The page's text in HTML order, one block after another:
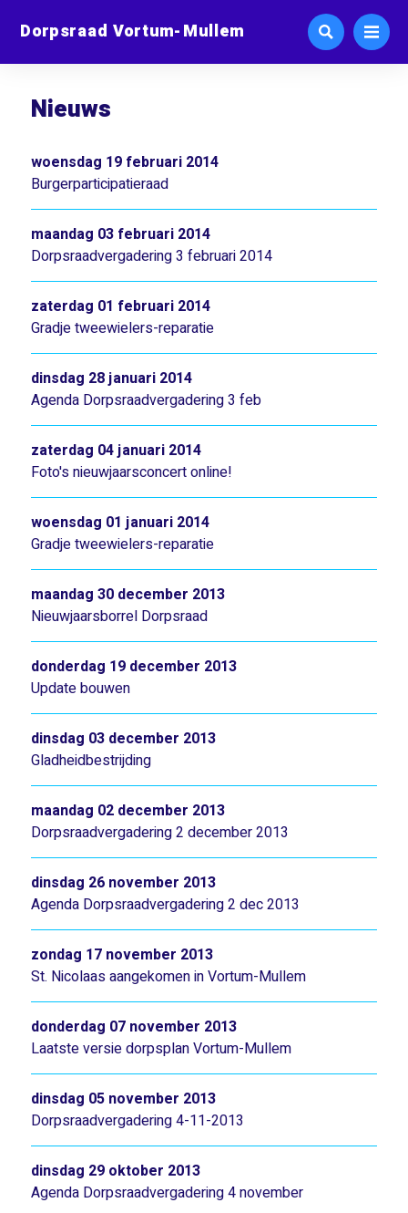
Dorpsraad Vortum-Mullem
Nieuws
Burgerparticipatieraad
woensdag 19 februari 2014
Dorpsraadvergadering 3 februari 2014
maandag 03 februari 2014
Gradje tweewielers-reparatie
zaterdag 01 februari 2014
Agenda Dorpsraadvergadering 3 feb
dinsdag 28 januari 2014
Foto's nieuwjaarsconcert online!
zaterdag 04 januari 2014
Gradje tweewielers-reparatie
woensdag 01 januari 2014
Nieuwjaarsborrel Dorpsraad
maandag 30 december 2013
Update bouwen
donderdag 19 december 2013
Gladheidbestrijding
dinsdag 03 december 2013
Dorpsraadvergadering 2 december 2013
maandag 02 december 2013
Agenda Dorpsraadvergadering 2 dec 2013
dinsdag 26 november 2013
St. Nicolaas aangekomen in Vortum-Mullem
zondag 17 november 2013
Laatste versie dorpsplan Vortum-Mullem
donderdag 07 november 2013
Dorpsraadvergadering 4-11-2013
dinsdag 05 november 2013
Agenda Dorpsraadvergadering 4 november
dinsdag 29 oktober 2013